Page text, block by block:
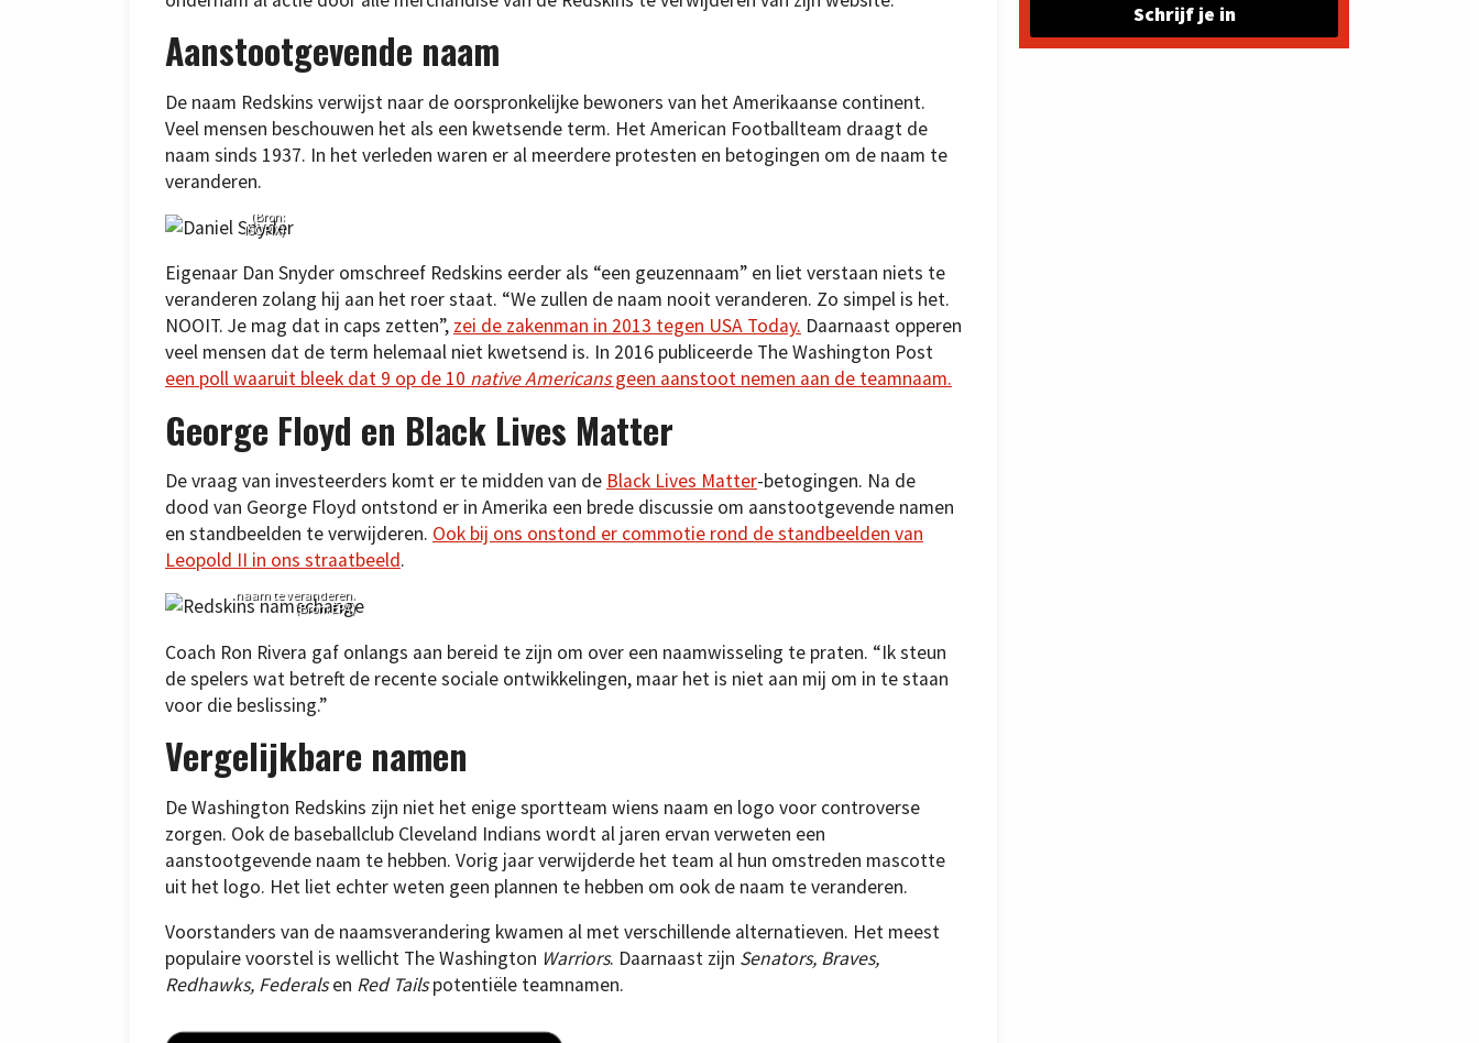
Aanstootgevende naam
De naam Redskins verwijst naar de oorspronkelijke bewoners van het Amerikaanse continent.
Veel mensen beschouwen het als een kwetsende term. Het American Footballteam draagt de
naam sinds 1937. In het verleden waren er al meerdere protesten en betogingen om de naam te
veranderen.
Eigenaar
(Bron:
ISOPIX)
Eigenaar Dan Snyder omschreef Redskins eerder als “een geuzennaam” en liet verstaan niets te
veranderen zolang hij aan het roer staat. “We zullen de naam nooit veranderen. Zo simpel is het.
NOOIT. Je mag dat in caps zetten”, zei de zakenman in 2013 tegen USA Today. Daarnaast opperen
veel mensen dat de term helemaal niet kwetsend is. In 2016 publiceerde The Washington Post
een poll waaruit bleek dat 9 op de 10 native Americansgeen aanstoot nemen aan de teamnaam.
George Floyd en Black Lives Matter
De vraag van investeerders komt er te midden van de Black Lives Matter-betogingen. Na de
dood van George Floyd ontstond er in Amerika een brede discussie om aanstootgevende namen
en standbeelden te verwijderen. Ook bij ons onstond er commotie rond de standbeelden van
Leopold II in ons straatbeeld.
In het verleden
hielden al veel
organisaties
naam te veranderen.
(Bron: EPA)
Coach Ron Rivera gaf onlangs aan bereid te zijn om over een naamwisseling te praten. “Ik steun
de spelers wat betreft de recente sociale ontwikkelingen, maar het is niet aan mij om in te staan
voor die beslissing.”
Vergelijkbare namen
De Washington Redskins zijn niet het enige sportteam wiens naam en logo voor controverse
zorgen. Ook de baseballclub Cleveland Indians wordt al jaren ervan verweten een
aanstootgevende naam te hebben. Vorig jaar verwijderde het team al hun omstreden mascotte
uit het logo. Het liet echter weten geen plannen te hebben om ook de naam te veranderen.
Voorstanders van de naamsverandering kwamen al met verschillende alternatieven. Het meest
populaire voorstel is wellicht The Washington Warriors. Daarnaast zijn Senators, Braves,
Redhawks, Federalsen Red Tailspotentiële teamnamen.
Schrijf je in